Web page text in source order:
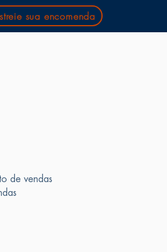
sua encomenda
de vendas